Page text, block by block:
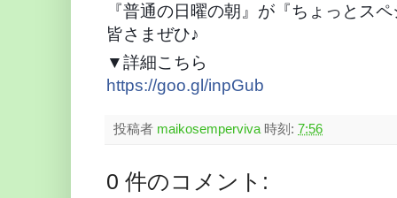
『普通の日曜の朝』が『ちょっとス
皆さまぜひ♪
▼詳細こちら
https://goo.gl/inpGub
投稿者 maikosemperviva 時刻: 7:56
0 件のコメント: